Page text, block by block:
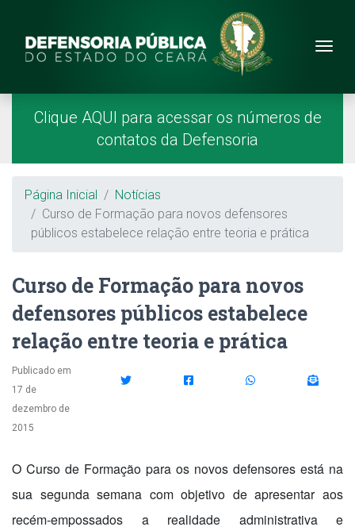
Site da Defensoria
Menu Principal
Página Inicial
Clique AQUI para acessar os números de
contatos da Defensoria
Breadcrumb
Página Inicial
Notícias
Curso de Formação para novos defensores
públicos estabelece relação entre teoria e prática
Curso de Formação para novos
defensores públicos estabelece
relação entre teoria e prática
Publicado em
17 de
dezembro de
2015
O Curso de Formação para os novos defensores está na
sua segunda semana com objetivo de apresentar aos
recém-empossados a realidade administrativa e